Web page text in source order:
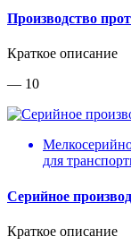
Производство
Краткое описание
— 10
для
Серийное
Краткое описание